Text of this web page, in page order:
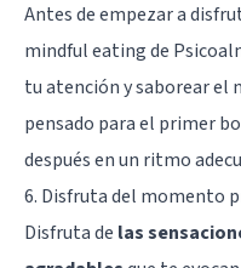
Antes de empezar a
mindful eating de
tu atención y saborear el
pensado para el primer
después en un ritmo
6. Disfruta del momento
Disfruta de las